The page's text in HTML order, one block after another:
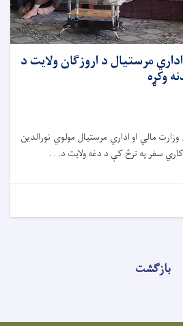
مرستیال د اروزګان ولايت د
وکړه
وزارت مالي او اداري مرستیال مولوي نورالدين
سفر په ترڅ کې د دغه ولايت د. . .
بازگشت